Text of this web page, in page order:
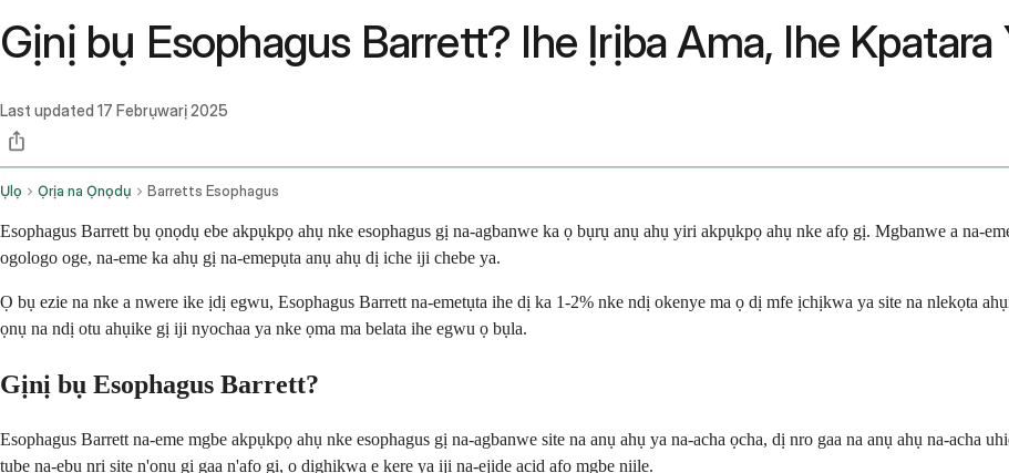
Gịnị bụ Esophagus Barrett? Ihe Ịrịba Ama, Ihe Kpatara
Last updated 17 Febrụwarị 2025
Ụlọ Ọrịa na Ọnọdụ Barretts Esophagus
Esophagus Barrett bụ ọnọdụ ebe akpụkpọ ahụ nke esophagus gị na-agbanwe ka ọ bụrụ anụ ahụ yiri akpụkpọ ahụ nke afọ gị. Mgbanwe a na-
ogologo oge, na-eme ka ahụ gị na-emepụta anụ ahụ dị iche iji chebe ya.
Ọ bụ ezie na nke a nwere ike ịdị egwu, Esophagus Barrett na-emetụta ihe dị ka 1-2% nke ndị okenye ma ọ dị mfe ịchịkwa ya site na nlekọta
ọnụ na ndị otu ahụike gị iji nyochaa ya nke ọma ma belata ihe egwu ọ bụla.
Gịnị bụ Esophagus Barrett?
Esophagus Barrett na-eme mgbe akpụkpọ ahụ nke esophagus gị na-agbanwe site na anụ ahụ ya na-acha ọcha, dị nro gaa na anụ ahụ na-acha
tube na-ebu nri site n'ọnụ gị gaa n'afọ gị, ọ dịghịkwa e kere ya iji na-ejide acid afọ mgbe niile.